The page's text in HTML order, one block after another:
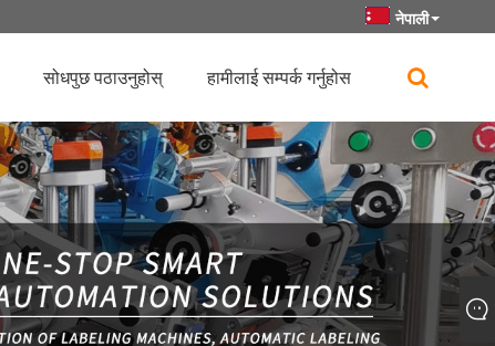
नेपाली
सोधपुछ पठाउनुहोस् हामीलाई सम्पर्क गर्नुहोस